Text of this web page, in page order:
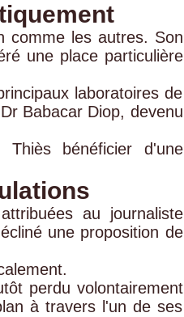
comme les autres. Son
une place particulière
laboratoires de
Babacar Diop, devenu
bénéficier d'une
au journaliste
une proposition de
perdu volontairement
à travers l'un de ses